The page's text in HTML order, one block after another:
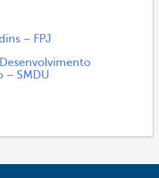
– FPJ
– SMDU